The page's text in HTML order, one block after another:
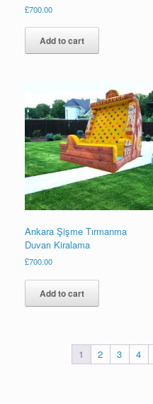
£700.00
Add to cart
Ankara Şişme Tırmanma
Duvarı Kiralama
£700.00
Add to cart
1 2 3 4